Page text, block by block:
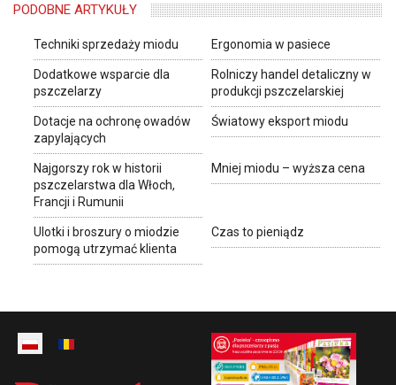
PODOBNE ARTYKUŁY
Techniki sprzedaży miodu Ergonomia w pasiece
Dodatkowe wsparcie dla
pszczelarzy
Rolniczy handel detaliczny w
produkcji pszczelarskiej
Dotacje na ochronę owadów
zapylających
Światowy eksport miodu
Najgorszy rok w historii
pszczelarstwa dla Włoch,
Francji i Rumunii
Mniej miodu – wyższa cena
Ulotki i broszury o miodzie
pomogą utrzymać klienta
Czas to pieniądz